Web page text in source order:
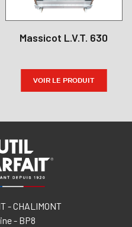
Massicot L.V.T. 630
VOIR LE PRODUIT
- CHALIMONT
- BP8